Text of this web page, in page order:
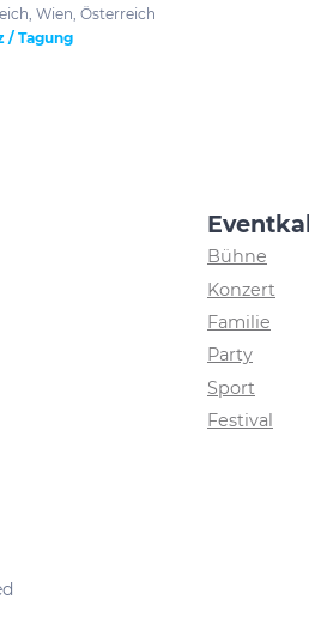
Wien, Österreich
/ Tagung
Bühne
Konzert
Familie
Party
Sport
Festival